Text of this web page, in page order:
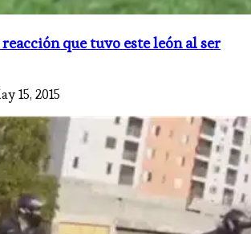
que tuvo este león al ser
15, 2015